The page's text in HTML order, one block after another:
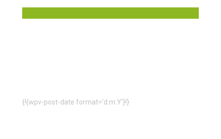
{!{wpv-post-date format=’d.m.Y‘}!}